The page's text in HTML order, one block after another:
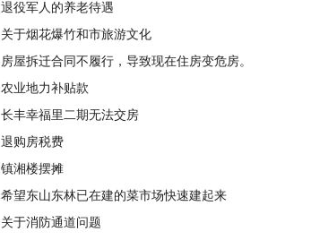
退役军人的养老待遇
关于烟花爆竹和市旅游文化
房屋拆迁合同不履行，导致现在住房变危房。
农业地力补贴款
长丰幸福里二期无法交房
退购房税费
镇湘楼摆摊
希望东山东林已在建的菜市场快速建起来
关于消防通道问题